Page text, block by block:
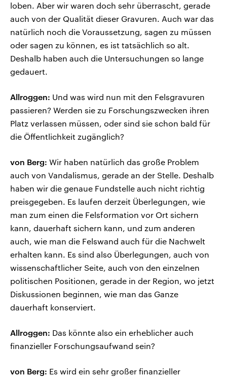
loben. Aber wir waren doch sehr überrascht, gerade
auch von der Qualität dieser Gravuren. Auch war das
natürlich noch die Voraussetzung, sagen zu müssen
oder sagen zu können, es ist tatsächlich so alt.
Deshalb haben auch die Untersuchungen so lange
gedauert.
Allroggen: Und was wird nun mit den Felsgravuren
passieren? Werden sie zu Forschungszwecken ihren
Platz verlassen müssen, oder sind sie schon bald für
die Öffentlichkeit zugänglich?
von Berg: Wir haben natürlich das große Problem
auch von Vandalismus, gerade an der Stelle. Deshalb
haben wir die genaue Fundstelle auch nicht richtig
preisgegeben. Es laufen derzeit Überlegungen, wie
man zum einen die Felsformation vor Ort sichern
kann, dauerhaft sichern kann, und zum anderen
auch, wie man die Felswand auch für die Nachwelt
erhalten kann. Es sind also Überlegungen, auch von
wissenschaftlicher Seite, auch von den einzelnen
politischen Positionen, gerade in der Region, wo jetzt
Diskussionen beginnen, wie man das Ganze
dauerhaft konserviert.
Allroggen: Das könnte also ein erheblicher auch
finanzieller Forschungsaufwand sein?
von Berg: Es wird ein sehr großer finanzieller